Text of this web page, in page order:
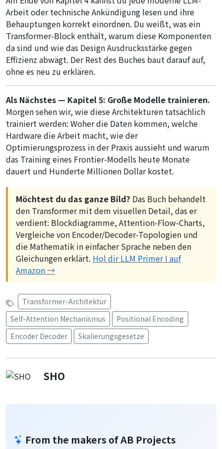
Arbeit oder technische Ankündigung lesen und ihre
Behauptungen korrekt einordnen. Du weißt, was ein
Transformer-Block enthält, warum diese Komponenten
da sind und wie das Design Ausdrucksstärke gegen
Effizienz abwägt. Der Rest des Buches baut darauf auf,
ohne es neu zu erklären.
Als Nächstes — Kapitel 5: Große Modelle trainieren.
Morgen sehen wir, wie diese Architekturen tatsächlich
trainiert werden: Woher die Daten kommen, welche
Hardware die Arbeit macht, wie der
Optimierungsprozess in der Praxis aussieht und warum
das Training eines Frontier-Modells heute Monate
dauert und Hunderte Millionen Dollar kostet.
Möchtest du das ganze Bild? Das Buch behandelt
den Transformer mit dem visuellen Detail, das er
verdient: Blockdiagramme, Attention-Flow-Charts,
Vergleiche von Encoder/Decoder-Topologien und
die Mathematik in einfacher Sprache neben den
Gleichungen erklärt. Hol dir LLM Primer I auf
Amazon →
Transformer-Architektur
Self-Attention Mechanismus
Positional Encoding
Encoder Decoder
Skalierungsgesetze
SHO
From the makers of AB Projects